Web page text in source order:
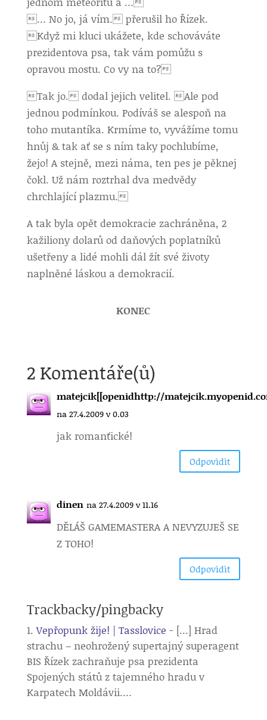
… No jo, já vím. přerušil ho Řízek.
Když mi kluci ukážete, kde schováváte
prezidentova psa, tak vám pomůžu s
opravou mostu. Co vy na to?
Tak jo. dodal jejich velitel. Ale pod
jednou podmínkou. Podíváš se alespoň na
toho mutantíka. Krmíme to, vyvážíme tomu
hnůj & tak ať se s ním taky pochlubíme,
žejo! A stejně, mezi náma, ten pes je pěknej
čokl. Už nám roztrhal dva medvědy
chrchlající plazmu.
A tak byla opět demokracie zachráněna, 2
kažiliony dolarů od daňových poplatníků
ušetřeny a lidé mohli dál žít své životy
naplněné láskou a demokracií.
KONEC
2 Komentáře(ů)
matejcik[[openidhttp://
na 27.4.2009 v 0.03
jak romanťické!
Odpovìdìt
dinen na 27.4.2009 v 11.16
DĚLÁŠ GAMEMASTERA A NEVYZUJEŠ SE
Z TOHO!
Odpovìdìt
Trackbacky/pingbacky
Vepřopunk žije! | Tasslovice - [...] Hrad
strachu – neohrožený supertajný superagent
BIS Řízek zachraňuje psa prezidenta
Spojených států z tajemného hradu v
Karpatech Moldávii.…